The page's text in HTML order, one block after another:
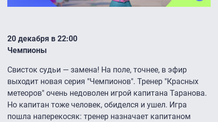
20 декабря в 22:00
Чемпионы
Свисток судьи — замена! На поле, точнее, в эфир
выходит новая серия "Чемпионов". Тренер "Красных
метеоров" очень недоволен игрой капитана Таранова.
Но капитан тоже человек, обиделся и ушел. Игра
пошла наперекосяк: тренер назначает капитаном